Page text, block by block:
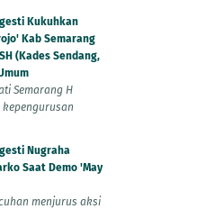
Kukuhkan
Kab Semarang
(Kades Sendang,
Semarang H
kepengurusan
Nugraha
Saat Demo 'May
menjurus aksi